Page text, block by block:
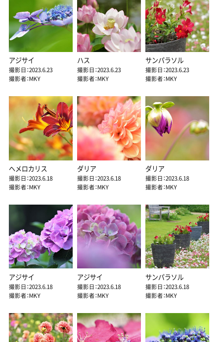
アジサイ
撮影日：2023.6.23
撮影者：MKY
ハス
撮影日：2023.6.23
撮影者：MKY
サンパラソル
撮影日：2023.6.23
撮影者：MKY
ヘメロカリス
撮影日：2023.6.18
撮影者：MKY
ダリア
撮影日：2023.6.18
撮影者：MKY
ダリア
撮影日：2023.6.18
撮影者：MKY
アジサイ
撮影日：2023.6.18
撮影者：MKY
アジサイ
撮影日：2023.6.18
撮影者：MKY
サンパラソル
撮影日：2023.6.18
撮影者：MKY